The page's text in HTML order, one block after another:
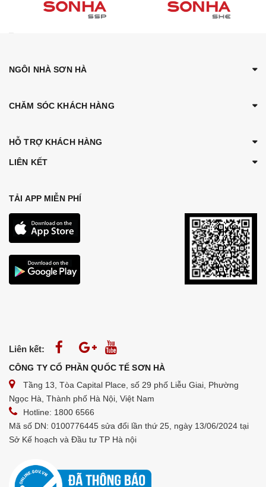
NGÔI NHÀ SƠN HÀ
CHĂM SÓC KHÁCH HÀNG
HỖ TRỢ KHÁCH HÀNG
LIÊN KẾT
TẢI APP MIỄN PHÍ
Liên kết:
CÔNG TY CỔ PHẦN QUỐC TẾ SƠN HÀ
Tầng 13, Tòa Capital Place, số 29 phố Liễu Giai, Phường
Ngọc Hà, Thành phố Hà Nội, Việt Nam
Hotline: 1800 6566
Mã số DN: 0100776445 sửa đổi lần thứ 25, ngày 13/06/2024 tại
Sở Kế hoạch và Đầu tư TP Hà nội